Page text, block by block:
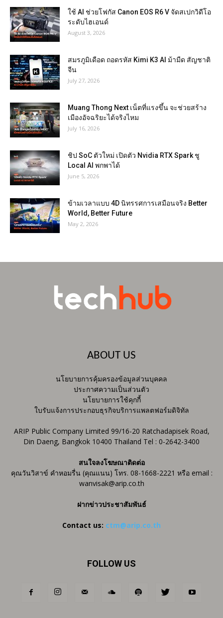
ใช้ AI ช่วยโฟกัส Canon EOS R6 V จัดสเปกวิดีโอ
ระดับไฮเอนด์
August 3, 2026
สมรภูมิเดือด ถอดรหัส Kimi K3 AI ม้ามืด สัญชาติ
จีน
July 27, 2026
Muang Thong Next เน็ตที่แรงขึ้น จะช่วยสร้าง
เมืองอัจฉริยะได้จริงไหม
July 16, 2026
ชิป SoC ตัวใหม่ เปิดตัว Nvidia RTX Spark ชู
Local AI พกพาได้
June 5, 2026
ข้ามเวลาแบบ 4D นิทรรศการเสมือนจริง Better
World, Better Future
May 2, 2026
ABOUT US
นโยบายการคุ้มครองข้อมูลส่วนบุคคล
ประกาศความเป็นส่วนตัว
นโยบายการใช้คุกกี้
ใบรับแจ้งการประกอบธุรกิจบริการแพลตฟอร์มดิจิทัล
ARIP Public Company Limited 99/16-20 Ratchadapisek Road,
Din Daeng, Bangkok 10400 Thailand Tel : 0-2642-3400
สนใจลงโฆษณาติดต่อ
คุณวันวิสาข์ คำหอมรื่น (คุณแนน) โทร. 08-1668-2221 หรือ email :
wanvisak@arip.co.th
ฝากข่าวประชาสัมพันธ์
Contact us: ctm@arip.co.th
FOLLOW US